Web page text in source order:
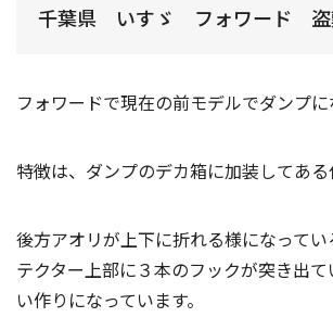
千葉県 いすゞ フォワード 盗
フォワードで現在の前モデルでダンプに
特徴は、ダンプのデカ箱に加装してある
後方アオリが上下に折れる様になって
テクター上部に３本のフックが突き出
い作りになっています。